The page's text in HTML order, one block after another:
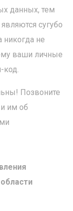
данных, тем
сугубо
не
ваши личные
код.
Позвоните
им об